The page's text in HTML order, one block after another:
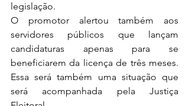
legislação.
O promotor alertou também aos
servidores públicos que lançam
candidaturas apenas para se
beneficiarem da licença de três meses.
Essa será também uma situação que
será acompanhada pela Justiça